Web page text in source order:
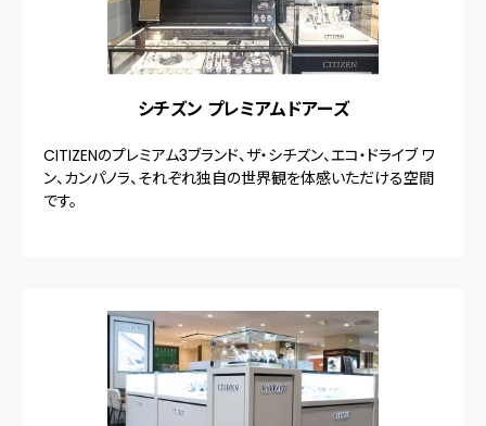
シチズン プレミアムドアーズ
CITIZENのプレミアム3ブランド、ザ・シチズン、エコ・ドライブ ワ
ン、カンパノラ、それぞれ独自の世界観を体感いただける空間
です。